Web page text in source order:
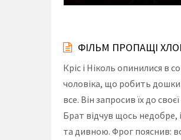
ФІЛЬМ ПРОПАЩІ
Кріс і Ніколь опинилися в
чоловіка, що робить дошки
все. Він запросив їх до
Брат відчув щось недобре,
та дивною. Фрог пояснив: